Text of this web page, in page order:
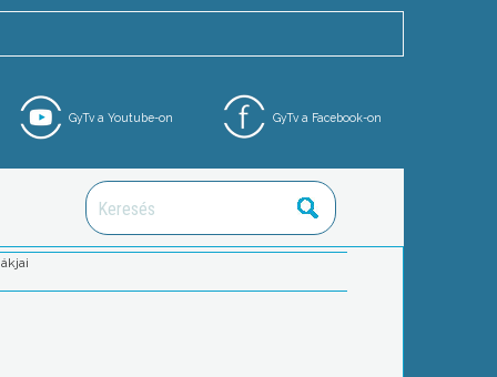
GyTv a Facebook-on
GyTv a Youtube-on